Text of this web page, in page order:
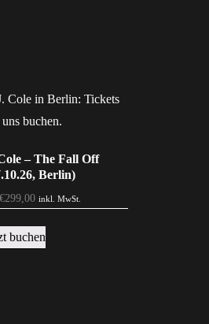
– The Fall Off
Berlin)
€299,00 inkl. MwSt.
buchen